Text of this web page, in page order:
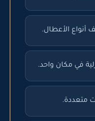
أنواع الأعطال.
في مكان واحد.
متعددة.